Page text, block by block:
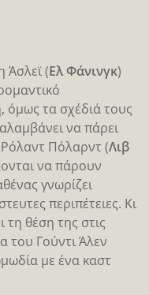
Άσλεϊ (Ελ Φάνινγκ)
όμως τα σχέδιά τους
να πάρει
Πόλαρντ (Λιβ
να πάρουν
γνωρίζει
περιπέτειες. Κι
τη θέση της στις
του Γούντι Άλεν
με ένα καστ